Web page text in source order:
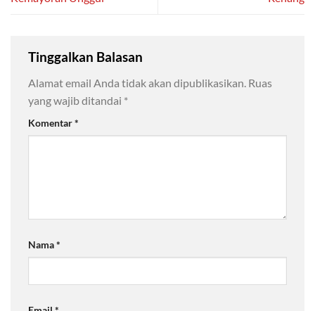
Tinggalkan Balasan
Alamat email Anda tidak akan dipublikasikan. Ruas
yang wajib ditandai *
Komentar*
Nama*